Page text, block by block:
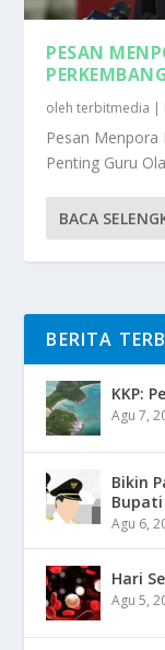
PESAN
olehterbitmedia |
Pesan
Penting Guru
BACA
BERITA
KKP:
Agu 7,
Bikin
Agu 6,
Hari
Agu 5,